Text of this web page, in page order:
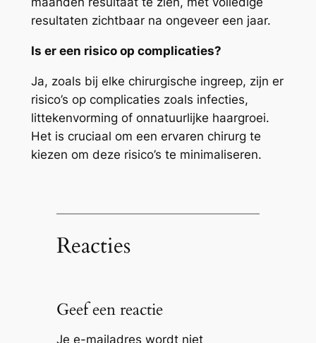
resultaten zichtbaar na ongeveer een jaar.
Is er een risico op complicaties?
Ja, zoals bij elke chirurgische ingreep, zijn er
risico’s op complicaties zoals infecties,
littekenvorming of onnatuurlijke haargroei.
Het is cruciaal om een ervaren chirurg te
kiezen om deze risico’s te minimaliseren.
Reacties
Geef een reactie
Je e-mailadres wordt niet